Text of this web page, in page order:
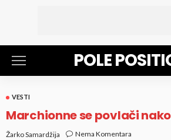
POLE
VESTI
Marchionne se povlači
Žarko Samardžija
Nema Komentara